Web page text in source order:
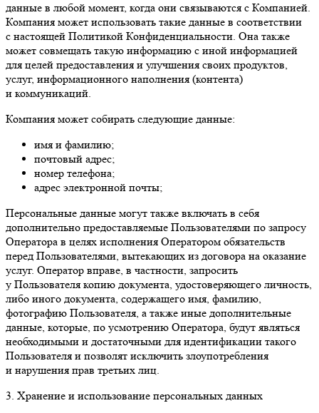
данные в любой момент, когда они связываются с Компанией.
Компания может использовать такие данные в соответствии
с настоящей Политикой Конфиденциальности. Она также
может совмещать такую информацию с иной информацией
для целей предоставления и улучшения своих продуктов,
услуг, информационного наполнения (контента)
и коммуникаций.
Компания может собирать следующие данные:
имя и фамилию;
почтовый адрес;
номер телефона;
адрес электронной почты;
Персональные данные могут также включать в себя
дополнительно предоставляемые Пользователями по запросу
Оператора в целях исполнения Оператором обязательств
перед Пользователями, вытекающих из договора на оказание
услуг. Оператор вправе, в частности, запросить
у Пользователя копию документа, удостоверяющего личность,
либо иного документа, содержащего имя, фамилию,
фотографию Пользователя, а также иные дополнительные
данные, которые, по усмотрению Оператора, будут являться
необходимыми и достаточными для идентификации такого
Пользователя и позволят исключить злоупотребления
и нарушения прав третьих лиц.
3. Хранение и использование персональных данных